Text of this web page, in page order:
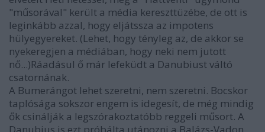
"műsorával" került a média kereszttüzébe, de ott is
leginkább azzal, hogy eljátssza az impotens
hülyegyereket. (Lehet, hogy tényleg az, de akkor se
nyekeregjen a médiában, hogy neki nem jutott
nő...)Ráadásul ő már lefeküdt a Danubiust váltó
csatornának.
A Bumerángot lehet szeretni, nem szeretni. Bocskor
taplósága sokszor engem is idegesít, de még mindig
ők csinálják a legszórakoztatóbb reggeli műsort. A
Danubius is ezt próbálta utánozni a Balázs-Vadon